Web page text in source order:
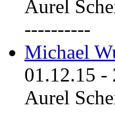
Aurel
----------
Michael
01.12.15 -
Aurel